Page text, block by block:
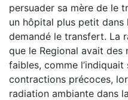
persuader sa mère de le
un hôpital plus petit dans
demandé le transfert. La
que le Regional avait des
faibles, comme
contractions précoces,
radiation ambiante dans